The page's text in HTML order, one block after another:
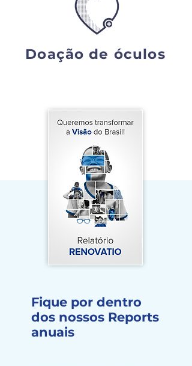
Doaçãode óculos
Fique por dentro
dos nossos Reports
anuais